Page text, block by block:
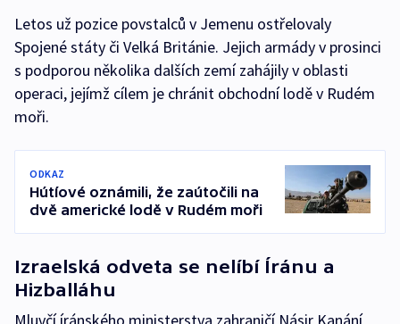
Letos už pozice povstalců v Jemenu ostřelovaly
Spojené státy či Velká Británie. Jejich armády v prosinci
s podporou několika dalších zemí zahájily v oblasti
operaci, jejímž cílem je chránit obchodní lodě v Rudém
moři.
ODKAZ
Hútíové oznámili, že zaútočili na
dvě americké lodě v Rudém moři
Izraelská odveta se nelíbí Íránu a
Hizballáhu